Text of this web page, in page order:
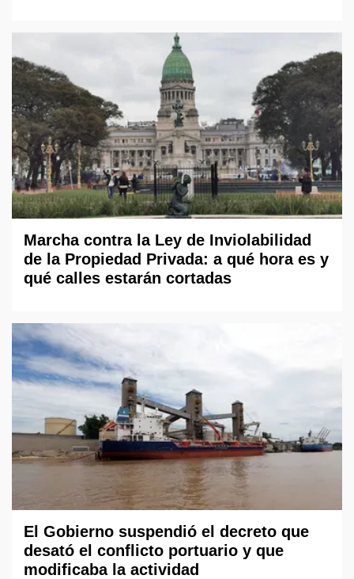
Marcha contra la Ley de Inviolabilidad
de la Propiedad Privada: a qué hora es y
qué calles estarán cortadas
El Gobierno suspendió el decreto que
desató el conflicto portuario y que
modificaba la actividad